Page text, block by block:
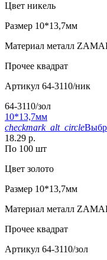
Цвет никель
Размер 10*13,7мм
Материал металл
Прочее квадрат
Артикул 64-3110/ник
64-3110/зол
10*13,7мм
checkmark_alt_circle
18.29 р.
По 100 шт
Цвет золото
Размер 10*13,7мм
Материал металл
Прочее квадрат
Артикул 64-3110/зол